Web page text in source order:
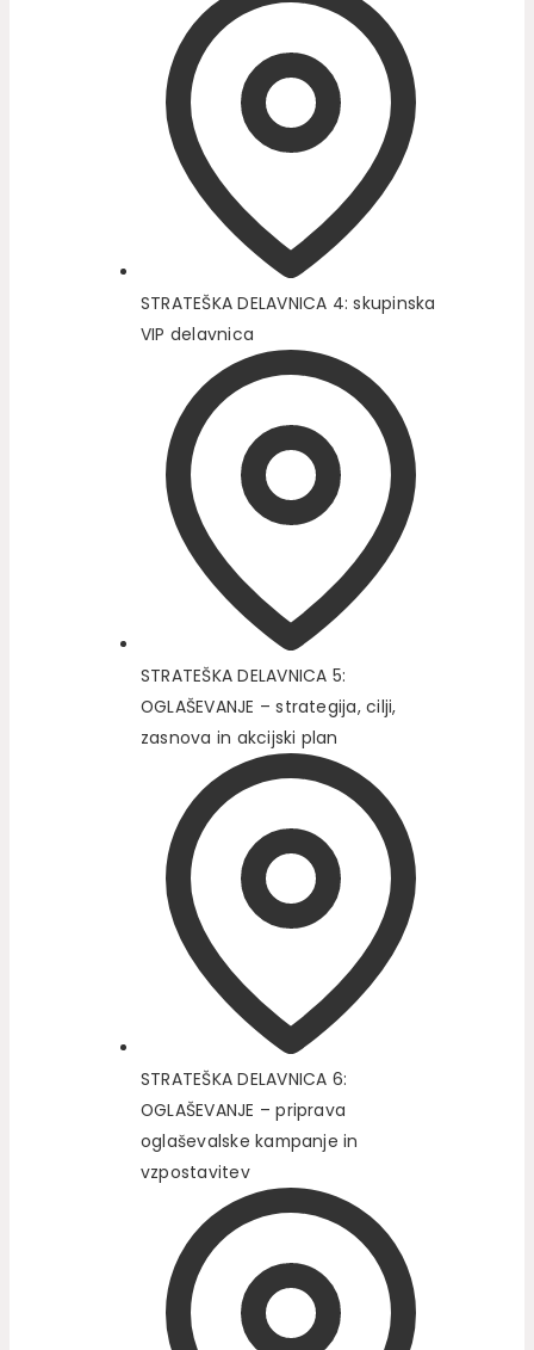
STRATEŠKA DELAVNICA 4: skupinska
VIP delavnica
STRATEŠKA DELAVNICA 5:
OGLAŠEVANJE – strategija, cilji,
zasnova in akcijski plan
STRATEŠKA DELAVNICA 6:
OGLAŠEVANJE – priprava
oglaševalske kampanje in
vzpostavitev